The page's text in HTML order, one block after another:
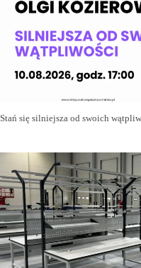
Stań się silniejsza od swoich